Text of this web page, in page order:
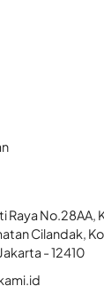
Raya No.28AA,
Cilandak,
- 12410